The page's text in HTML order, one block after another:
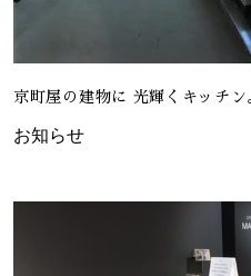
京町屋の建物に 光輝くキッチン
お知らせ